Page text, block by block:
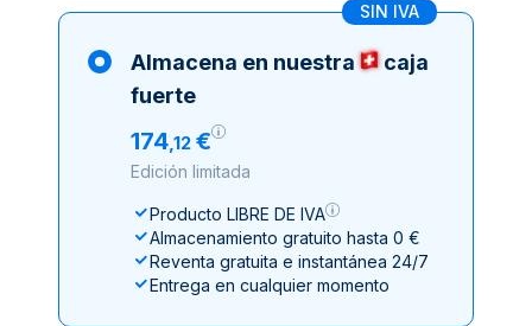
SIN IVA
Almacena en nuestra
caja
fuerte
174,12 €
Edición limitada
Producto LIBRE DE IVA
Almacenamiento gratuito hasta 0 €
Reventa gratuita e instantánea 24/7
Entrega en cualquier momento